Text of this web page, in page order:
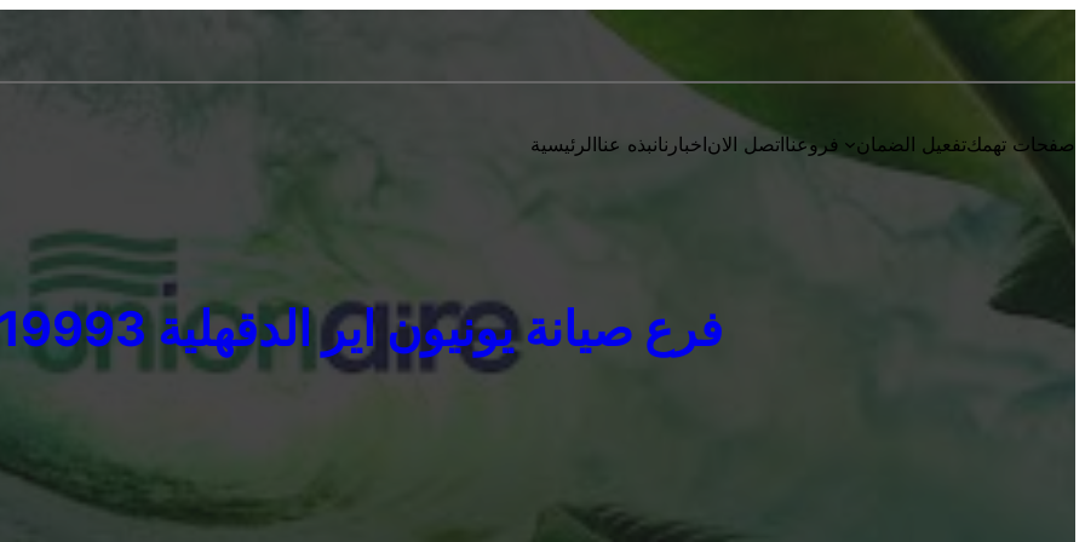
الرئيسيةنبذه عنااخبارنااتصل الانفروعنا تفعيل الضمانصفحات تهمك
فرع صيانة يونيون اير الدقهلية 01207619993